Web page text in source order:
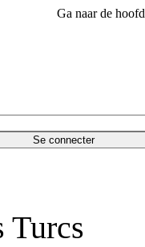
Ga naar de
Se connecter
Turcs